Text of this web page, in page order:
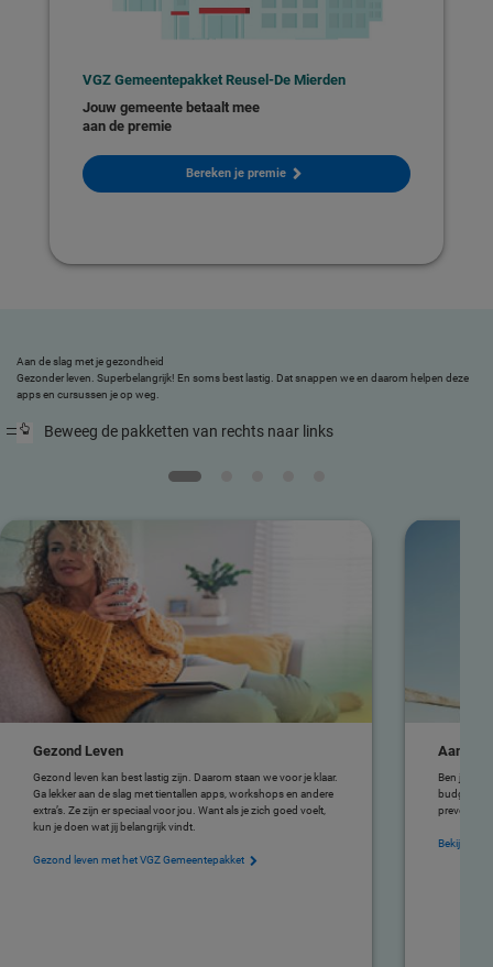
VGZ Gemeentepakket Reusel-De Mierden
Jouw gemeente betaalt mee
aan de premie
Bereken je premie
Aan de slag met je gezondheid
Gezonder leven. Superbelangrijk! En soms best lastig. Dat snappen we en daarom helpen deze
apps en cursussen je op weg.
Beweeg de pakketten van rechts naar links
Gezond Leven
Gezond leven kan best lastig zijn. Daarom staan we voor je klaar.
Ga lekker aan de slag met tientallen apps, workshops en andere
extra’s. Ze zijn er speciaal voor jou. Want als je zich goed voelt,
kun je doen wat jij belangrijk vindt.
Gezond leven met het VGZ Gemeentepakket
Aan de
Ben je via
budget
Bekijk het